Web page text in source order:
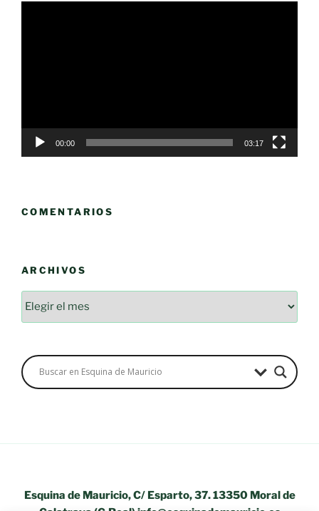
00:00 03:17
COMENTARIOS
ARCHIVOS
Esquina de Mauricio, C/ Esparto, 37. 13350 Moral de